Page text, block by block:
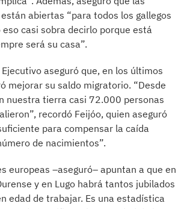
abiertas “para todos los gallegos
casi sobra decirlo porque está
será su casa”.
aseguró que, en los últimos
mejorar su saldo migratorio. “Desde
nuestra tierra casi 72.000 personas
recordó Feijóo, quien aseguró
para compensar la caída
de nacimientos”.
europeas –aseguró– apuntan a que en
y en Lugo habrá tantos jubilados
edad de trabajar. Es una estadística